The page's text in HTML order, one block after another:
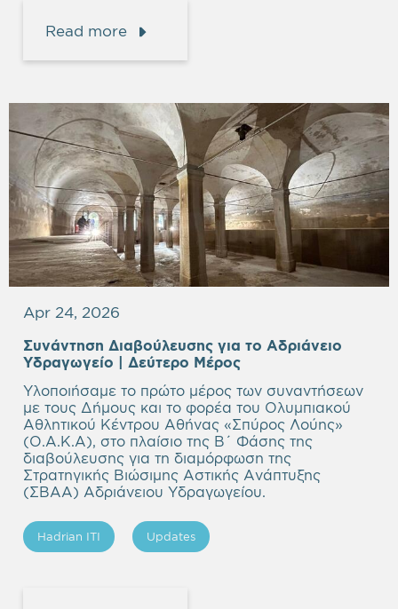
Read more
Apr 24, 2026
Συνάντηση Διαβούλευσης για το Αδριάνειο
Υδραγωγείο | Δεύτερο Μέρος
Υλοποιήσαμε το πρώτο μέρος των συναντήσεων
με τους Δήμους και το φορέα του Ολυμπιακού
Αθλητικού Κέντρου Αθήνας «Σπύρος Λούης»
(Ο.Α.Κ.Α), στο πλαίσιο της Β΄ Φάσης της
διαβούλευσης για τη διαμόρφωση της
Στρατηγικής Βιώσιμης Αστικής Ανάπτυξης
(ΣΒΑΑ) Αδριάνειου Υδραγωγείου.
Hadrian ITI Updates